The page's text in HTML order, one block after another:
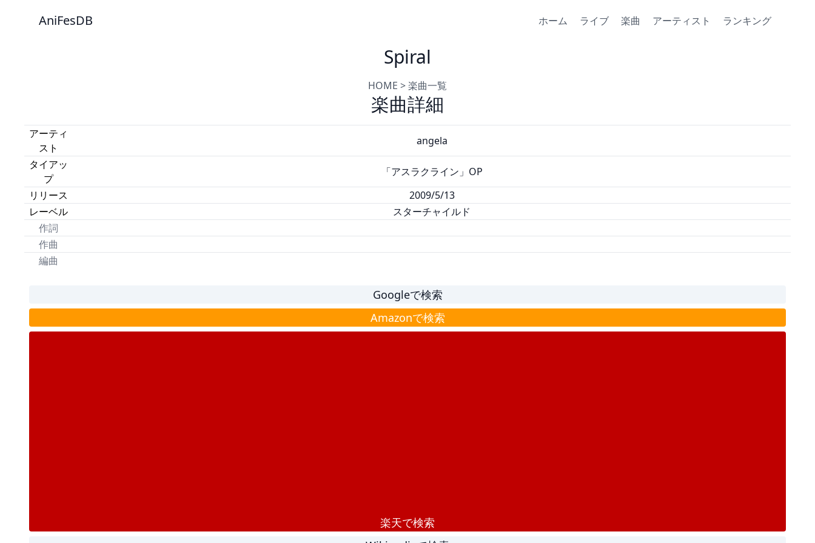
AniFesDB ホーム ライブ 楽曲 アーティスト ランキング
Spiral
HOME >楽曲一覧
楽曲詳細
アーティ
スト
angela
タイアッ
プ
「アスラクライン」OP
リリース
2009/5/13
レーベル
スターチャイルド
作詞
作曲
編曲
Googleで検索
Amazonで検索
楽天で検索